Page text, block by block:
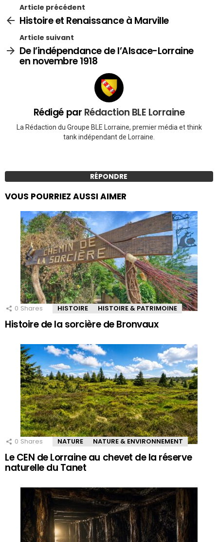
Article précédent
Histoire et Renaissance à Marville
Article suivant
De l’indépendance de l’Alsace-Lorraine
en novembre 1918
Rédigé par Rédaction BLE Lorraine
La Rédaction du Groupe BLE Lorraine, premier média et think
tank indépendant de Lorraine.
RÉPONDRE
VOUS POURRIEZ AUSSI AIMER
0 Shares HISTOIRE HISTOIRE & PATRIMOINE
Histoire de la sorcière de Bronvaux
0 Shares NATURE NATURE & ENVIRONNEMENT
Le CEN de Lorraine au chevet de la réserve
naturelle du Tanet